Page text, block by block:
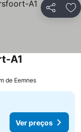
Partilhar
A1
de Eemnes
Ver preços